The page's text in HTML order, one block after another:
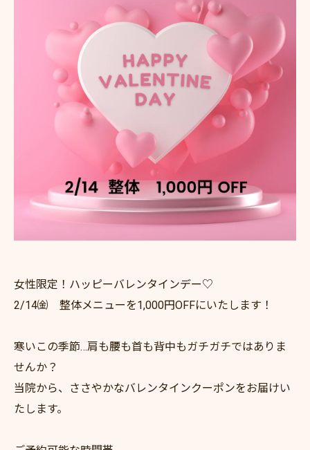
女性限定！ハッピーバレンタインデー♡
2/14㈮ 整体メニューを1,000円OFFにいたします！
寒いこの季節…肩も腰も首も背中もガチガチではありま
せんか？
当院から、ささやかなバレンタインクーポンをお届けい
たします。